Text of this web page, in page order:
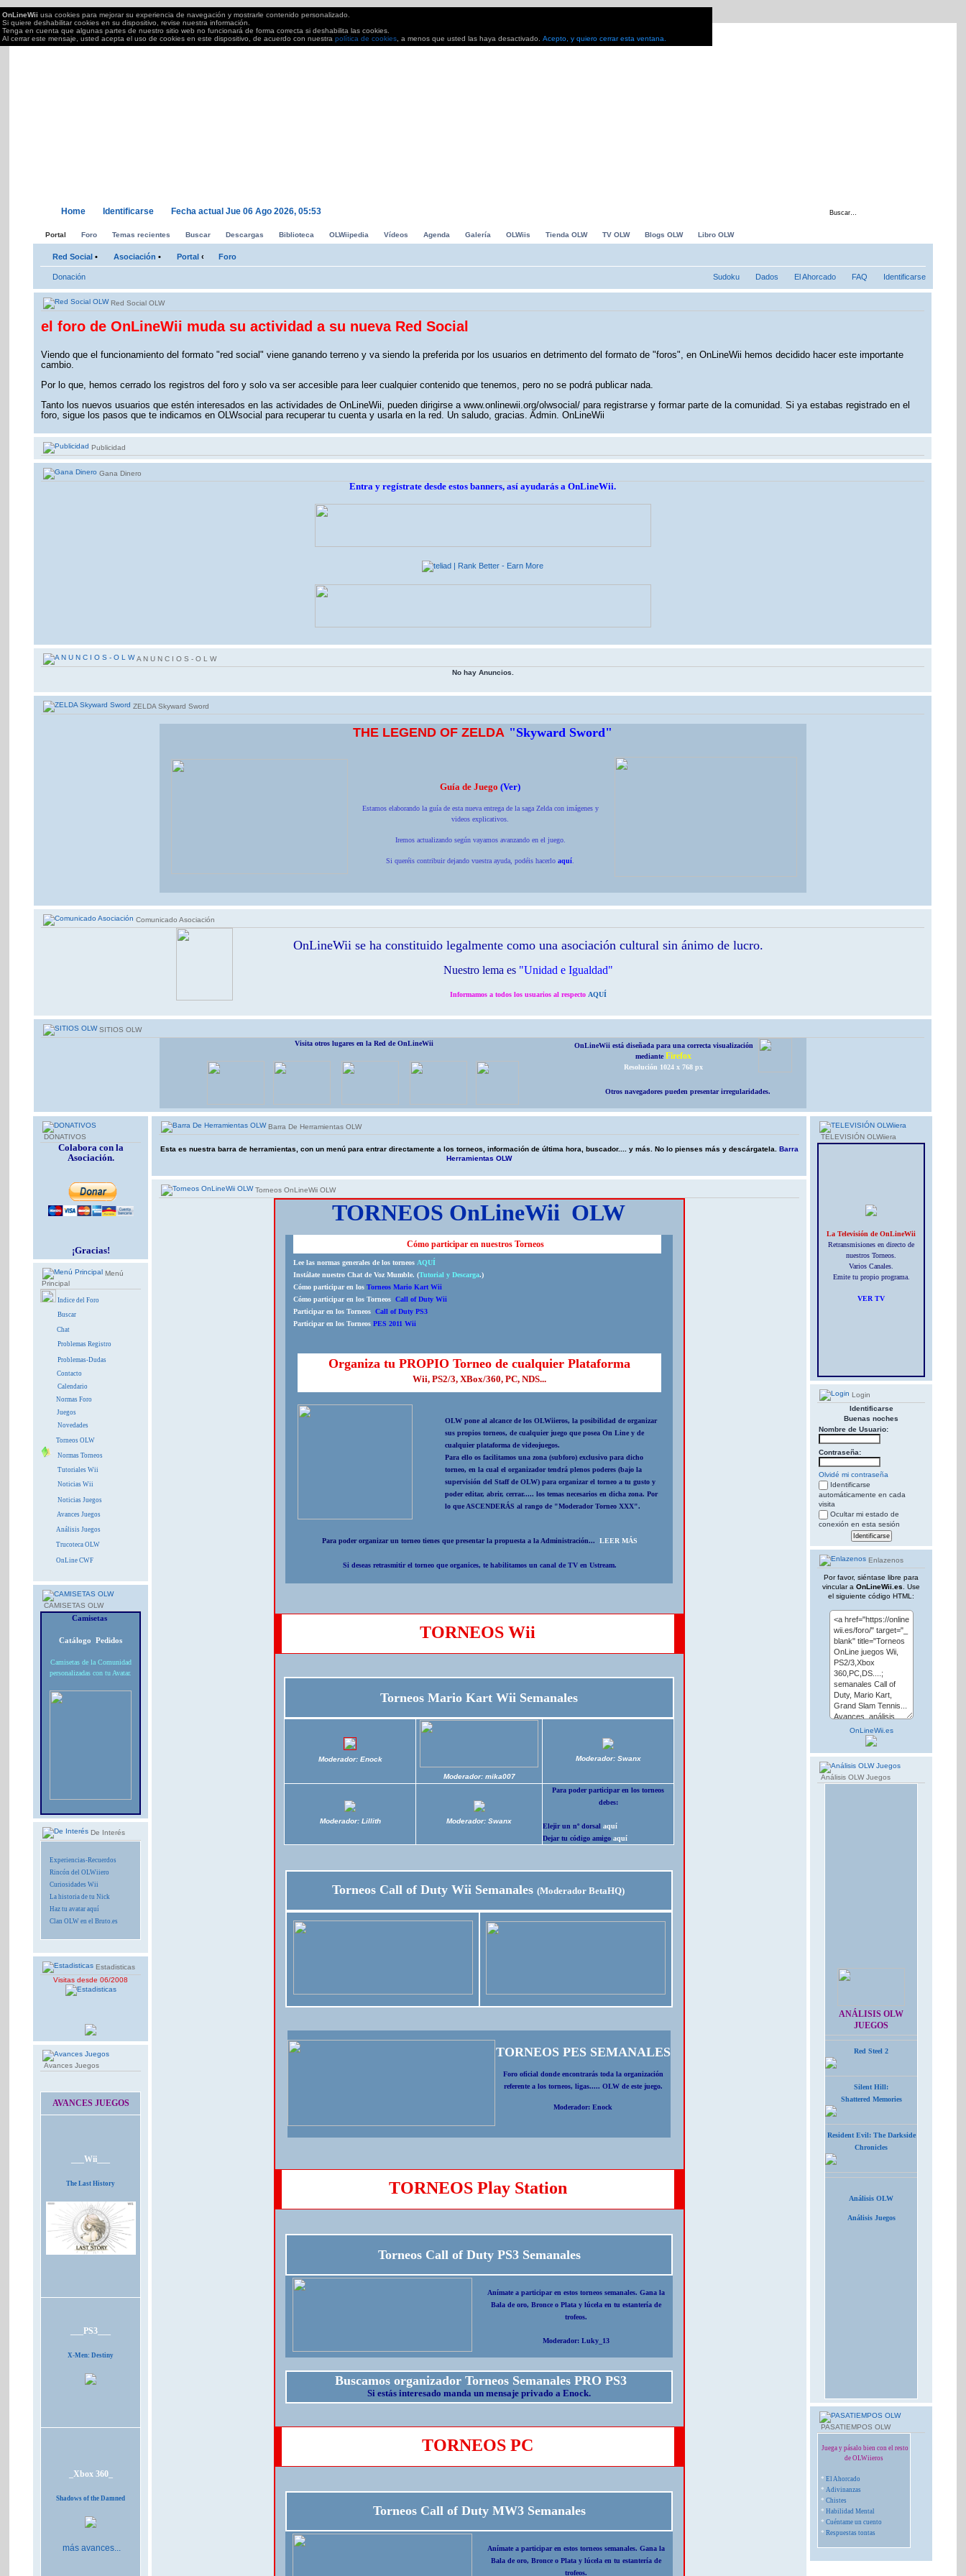
OnLineWii usa cookies para mejorar su experiencia de navegación y mostrarle contenido personalizado.
Si quiere deshabilitar cookies en su dispositivo, revise nuestra información.
Tenga en cuenta que algunas partes de nuestro sitio web no funcionará de forma correcta si deshabilita las cookies.
Al cerrar este mensaje, usted acepta el uso de cookies en este dispositivo, de acuerdo con nuestra política de cookies , a menos que usted las haya desactivado. Acepto, y quiero cerrar esta ventana.
OnLineWii.es
Home Identificarse Fecha actual Jue 06 Ago 2026, 05:53
Portal Foro Temas recientes Buscar Descargas Biblioteca OLWiipedia Vídeos Agenda Galería OLWiis Tienda OLW TV OLW Blogs OLW Libro OLW
Red Social • Asociación • Portal ‹ Foro
Donación Identificarse
FAQ
El Ahorcado
Dados
Sudoku
Red Social OLW
el foro de OnLineWii muda su actividad a su nueva Red Social
Viendo que el funcionamiento del formato "red social" viene ganando terreno y va siendo la preferida por los usuarios en detrimento del formato de "foros", en OnLineWii hemos decidido hacer este importante
cambio.
Por lo que, hemos cerrado los registros del foro y solo va ser accesible para leer cualquier contenido que tenemos, pero no se podrá publicar nada.
Tanto los nuevos usuarios que estén interesados en las actividades de OnLineWii, pueden dirigirse a www.onlinewii.org/olwsocial/ para registrarse y formar parte de la comunidad. Si ya estabas registrado en el
foro, sigue los pasos que te indicamos en OLWsocial para recuperar tu cuenta y usarla en la red. Un saludo, gracias. Admin. OnLineWii
Publicidad
Gana Dinero
Entra y regístrate desde estos banners, así ayudarás a OnLineWii.
A N U N C I O S - O L W
No hay Anuncios.
ZELDA Skyward Sword
THE LEGEND OF ZELDA "Skyward Sword"
Guía de Juego (Ver)
Estamos elaborando la guía de esta nueva entrega de la saga Zelda con imágenes y
videos explicativos.
Iremos actualizando según vayamos avanzando en el juego.
Si queréis contribuir dejando vuestra ayuda, podéis hacerloaquí
Comunicado Asociación
OnLineWii se ha constituido legalmente como una asociación cultural sin ánimo de lucro.
Nuestro lema es "Unidad e Igualdad"
Informamos a todos los usuarios al respecto AQUÍ
SITIOS OLW
Visita otros lugares en la Red de OnLineWii
OnLineWii está diseñada para una correcta visualización
mediante Firefox
Resolución 1024 x 768 px
Otros navegadores pueden presentar irregularidades.
DONATIVOS
Colabora con la
Asociación.
¡Gracias!
Menú
Principal
Indice del Foro
Buscar
Chat
Problemas Registro
Problemas-Dudas
Contacto
Calendario
Normas Foro
Juegos
Novedades
Torneos OLW
Normas Torneos
Tutoriales Wii
Noticias Wii
Noticias Juegos
Avances Juegos
Análisis Juegos
Trucoteca OLW
OnLine CWF
CAMISETAS OLW
Camisetas
Catálogo Pedidos
Camisetas de la Comunidad
personalizadas con tu Avatar.
De Interés
Experiencias-Recuerdos
Rincón del OLWiiero
Curiosidades Wii
La historia de tu Nick
Haz tu avatar aquí
Clan OLW en el Bruto.es
Estadisticas
Visitas desde 06/2008
Avances Juegos
AVANCES JUEGOS
___Wii___
The Last History
___PS3___
X-Men: Destiny
_Xbox 360_
Shadows of the Damned
más avances...
Barra De Herramientas OLW
Esta es nuestra barra de herramientas, con un menú para entrar directamente a los torneos, información de última hora, buscador.... y más. No lo pienses más y descárgatela. Barra
Herramientas OLW
Torneos OnLineWii OLW
TORNEOS OnLineWii OLW
Cómo participar en nuestros Torneos
Lee las normas generales de los torneos AQUÍ
Instálate nuestro Chat de Voz Mumble. (Tutorial y Descarga.)
Cómo participar en losTorneos Mario Kart Wii
Cómo participar en los TorneosCall of Duty Wii
Participar en los TorneosCall of Duty PS3
Participar en los TorneosPES 2011 Wii
Organiza tu PROPIO Torneo de cualquier Plataforma
Wii, PS2/3, XBox/360, PC, NDS...
OLW pone al alcance de los OLWiieros, laposibilidad de organizar
sus propios torneos, de cualquier juego que posea On Line y de
cualquier plataforma de videojuegos.
Para ello os facilitamos una zona (subforo) exclusivo para dicho
torneo, en la cual el organizador tendrá plenos poderes (bajo la
supervisión del Staff de OLW) para organizar el torneo a tu gusto y
poder editar, abrir, cerrar..... los temas necesarios en dicha zona. Por
lo que ASCENDERÁS al rango de "Moderador Torneo XXX".
Para poder organizar un torneo tienes que presentar la propuesta a la Administración... LEER MÁS
Si deseas retrasmitir el torneo que organices, te habilitamos un canal de TV en Ustream.
TORNEOS Wii
Torneos Mario Kart Wii Semanales
Moderador: Enock
Moderador: mika007
Moderador: Swanx
Moderador: Lillith Moderador: Swanx
Para poder participar en los torneos
debes:
Elejir un nº dorsalaquí
Dejar tu código amigoaquí
Torneos Call of Duty Wii Semanales (Moderador BetaHQ)
TORNEOS PES SEMANALES
Foro oficial donde encontrarás toda la organización
referente a los torneos, ligas..... OLW de este juego.
Moderador: Enock
TORNEOS Play Station
Torneos Call of Duty PS3 Semanales
Anímate a participar en estos torneos semanales. Gana la
Bala de oro, Bronce o Plata y lúcela en tu estantería de
trofeos.
Moderador: Luky_13
Buscamos organizador Torneos Semanales PRO PS3
Si estás interesado manda un mensaje privado a Enock.
TORNEOS PC
Torneos Call of Duty MW3 Semanales
Anímate a participar en estos torneos semanales. Gana la
Bala de oro, Bronce o Plata y lúcela en tu estantería de
trofeos.
TELEVISIÓN OLWiiera
La Televisión de OnLineWii
Retransmisiones en directo de
nuestros Torneos.
Varios Canales.
Emite tu propio programa.
VER TV
Login
Identificarse
Buenas noches
Nombre de Usuario:
Contraseña:
Olvidé mi contraseña
Identificarse
automáticamente en cada
visita
Ocultar mi estado de
conexión en esta sesión
Enlazenos
Por favor, siéntase libre para
vincular aOnLineWii.es
. Use
el siguiente código HTML:
OnLineWii.es
Análisis OLW Juegos
ANÁLISIS OLW
JUEGOS
Red Steel 2
Silent Hill:
Shattered Memories
Resident Evil: The Darkside
Chronicles
Análisis OLW
Análisis Juegos
PASATIEMPOS OLW
Juega y pásalo bien con el resto
de OLWiieros
*El Ahorcado
*Adivinanzas
*Chistes
*Habilidad Mental
*Cuéntame un cuento
* Respuestas tontas